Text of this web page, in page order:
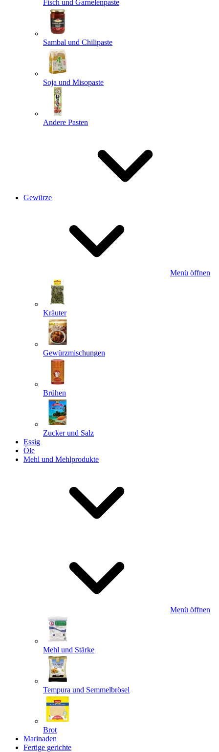
Fisch und Garnelenpaste
Sambal und Chilipaste
Soja und Misopaste
Andere Pasten
Gewürze
Menü öffnen
Kräuter
Gewürzmischungen
Brühen
Zucker und Salz
Essig
Öle
Mehl und Mehlprodukte
Menü öffnen
Mehl und Stärke
Tempura und Semmelbrösel
Brot
Marinaden
Fertige gerichte